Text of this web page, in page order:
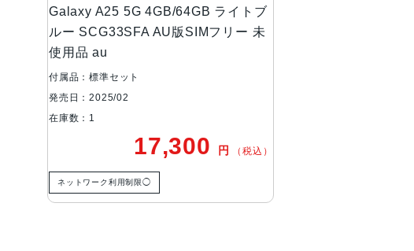
Galaxy A25 5G 4GB/64GB ライトブ
ルー SCG33SFA AU版SIMフリー 未
使用品 au
付属品：標準セット
発売日：2025/02
在庫数：1
17,300 円 （税込）
ネットワーク利用制限◯